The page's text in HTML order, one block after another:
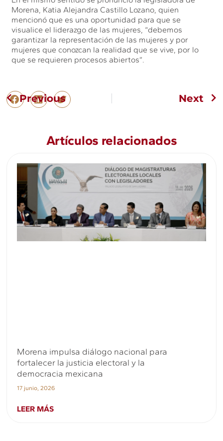
Morena, Katia Alejandra Castillo Lozano, quien
mencionó que es una oportunidad para que se
visualice el liderazgo de las mujeres, “debemos
garantizar la representación de las mujeres y por
mujeres que conozcan la realidad que se vive, por lo
que se requieren procesos abiertos”.
Previous Next
Artículos relacionados
Morena impulsa diálogo nacional para
fortalecer la justicia electoral y la
democracia mexicana
17 junio, 2026
LEER MÁS